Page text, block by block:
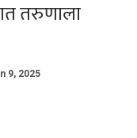
तरुणाला
9, 2025